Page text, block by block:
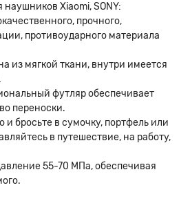
Xiaomi, SONY:
прочного,
противоударного материала
из мягкой ткани, внутри имеется
футляр обеспечивает
переноски.
и бросьте в сумочку, портфель или
в путешествие, на работу,
55-70 МПа, обеспечивая